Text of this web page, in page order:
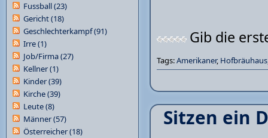
Gib die
Tags:Amerikaner, Hofbräuhaus
Sitzen ein
Fussball(23)
Gericht(18)
Geschlechterkampf(91)
Irre(1)
Job/Firma(27)
Kellner(1)
Kinder(39)
Kirche(39)
Leute(8)
Männer(57)
Österreicher(18)